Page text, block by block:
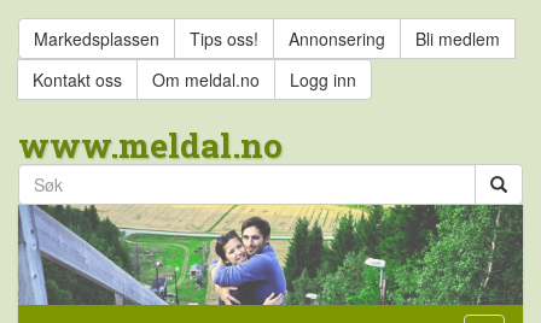
Markedsplassen Tips oss! Annonsering
Bli medlem
Kontakt oss
Om meldal.no Logg inn
www.meldal.no